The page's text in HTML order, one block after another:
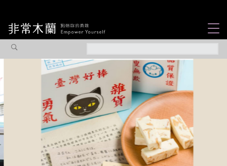
觀點專欄
焦點企劃
社會企業
認識我們